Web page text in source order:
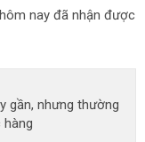
nay đã nhận được
gần, nhưng thường
hàng